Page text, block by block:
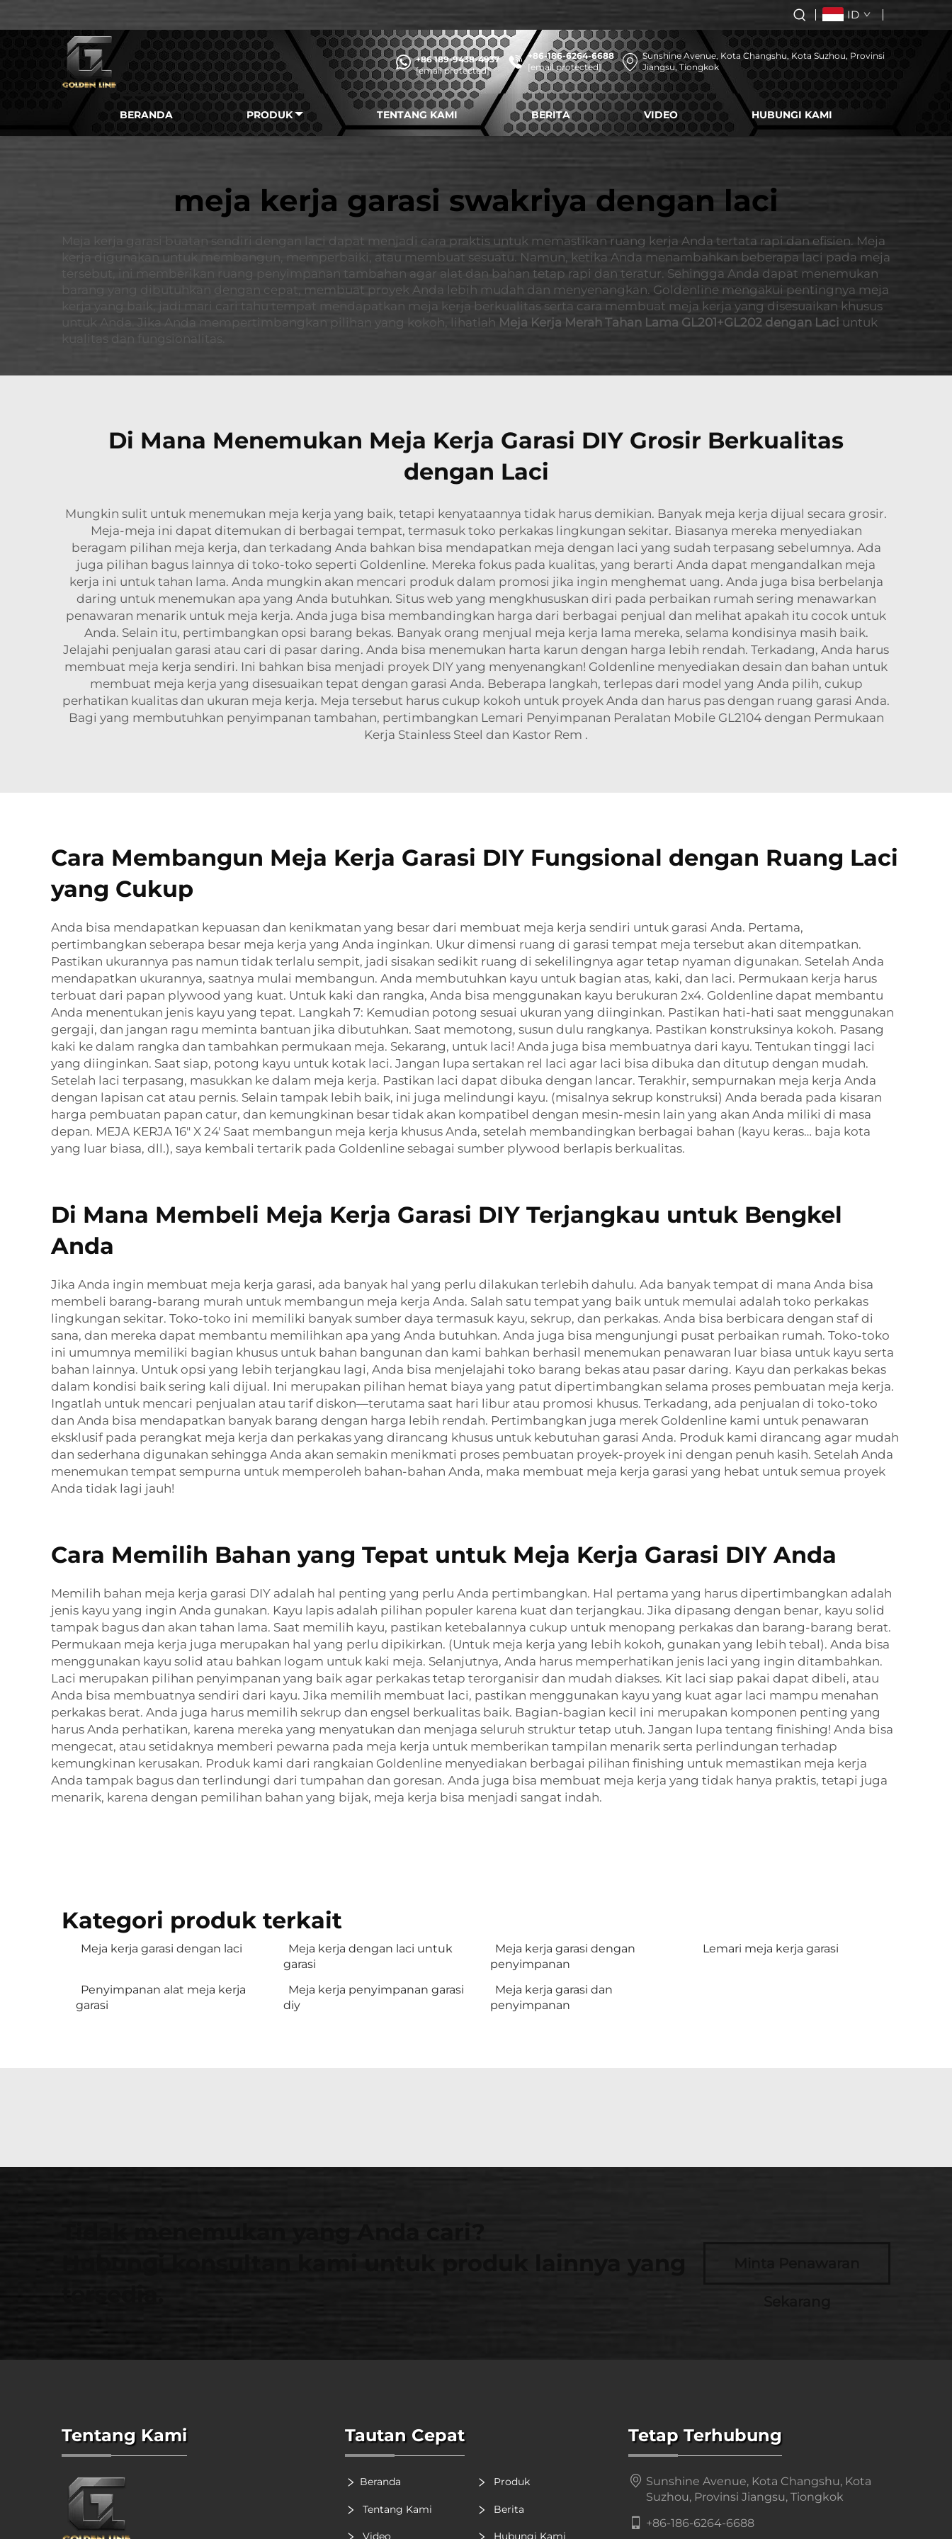
ID
+86 189-9438-4937
[email protected]
+86-186-6264-6688
[email protected]
Sunshine Avenue, Kota Changshu, Kota Suzhou, Provinsi
Jiangsu, Tiongkok
BERANDA PRODUK TENTANG KAMI BERITA VIDEO HUBUNGI KAMI
meja kerja garasi swakriya dengan laci
Meja kerja garasi buatan sendiri dengan laci dapat menjadi cara praktis untuk memastikan ruang kerja Anda tertata rapi dan efisien. Meja
kerja digunakan untuk membangun, memperbaiki, atau membuat sesuatu. Namun, ketika Anda menambahkan beberapa laci pada meja
tersebut, ini memberikan ruang penyimpanan tambahan agar alat dan bahan tetap rapi dan teratur. Sehingga Anda dapat menemukan
barang yang dibutuhkan dengan cepat, membuat proyek Anda lebih mudah dan menyenangkan. Goldenline mengakui pentingnya meja
kerja yang baik, jadi mari cari tahu tempat mendapatkan meja kerja berkualitas serta cara membuat meja kerja yang disesuaikan khusus
untuk Anda. Jika Anda mempertimbangkan pilihan yang kokoh, lihatlah Meja Kerja Merah Tahan Lama GL201+GL202 dengan Laci untuk
kualitas dan fungsionalitas.
Di Mana Menemukan Meja Kerja Garasi DIY Grosir Berkualitas
dengan Laci
Mungkin sulit untuk menemukan meja kerja yang baik, tetapi kenyataannya tidak harus demikian. Banyak meja kerja dijual secara grosir.
Meja-meja ini dapat ditemukan di berbagai tempat, termasuk toko perkakas lingkungan sekitar. Biasanya mereka menyediakan
beragam pilihan meja kerja, dan terkadang Anda bahkan bisa mendapatkan meja dengan laci yang sudah terpasang sebelumnya. Ada
juga pilihan bagus lainnya di toko-toko seperti Goldenline. Mereka fokus pada kualitas, yang berarti Anda dapat mengandalkan meja
kerja ini untuk tahan lama. Anda mungkin akan mencari produk dalam promosi jika ingin menghemat uang. Anda juga bisa berbelanja
daring untuk menemukan apa yang Anda butuhkan. Situs web yang mengkhususkan diri pada perbaikan rumah sering menawarkan
penawaran menarik untuk meja kerja. Anda juga bisa membandingkan harga dari berbagai penjual dan melihat apakah itu cocok untuk
Anda. Selain itu, pertimbangkan opsi barang bekas. Banyak orang menjual meja kerja lama mereka, selama kondisinya masih baik.
Jelajahi penjualan garasi atau cari di pasar daring. Anda bisa menemukan harta karun dengan harga lebih rendah. Terkadang, Anda harus
membuat meja kerja sendiri. Ini bahkan bisa menjadi proyek DIY yang menyenangkan! Goldenline menyediakan desain dan bahan untuk
membuat meja kerja yang disesuaikan tepat dengan garasi Anda. Beberapa langkah, terlepas dari model yang Anda pilih, cukup
perhatikan kualitas dan ukuran meja kerja. Meja tersebut harus cukup kokoh untuk proyek Anda dan harus pas dengan ruang garasi Anda.
Bagi yang membutuhkan penyimpanan tambahan, pertimbangkan Lemari Penyimpanan Peralatan Mobile GL2104 dengan Permukaan
Kerja Stainless Steel dan Kastor Rem .
Cara Membangun Meja Kerja Garasi DIY Fungsional dengan Ruang Laci
yang Cukup
Anda bisa mendapatkan kepuasan dan kenikmatan yang besar dari membuat meja kerja sendiri untuk garasi Anda. Pertama,
pertimbangkan seberapa besar meja kerja yang Anda inginkan. Ukur dimensi ruang di garasi tempat meja tersebut akan ditempatkan.
Pastikan ukurannya pas namun tidak terlalu sempit, jadi sisakan sedikit ruang di sekelilingnya agar tetap nyaman digunakan. Setelah Anda
mendapatkan ukurannya, saatnya mulai membangun. Anda membutuhkan kayu untuk bagian atas, kaki, dan laci. Permukaan kerja harus
terbuat dari papan plywood yang kuat. Untuk kaki dan rangka, Anda bisa menggunakan kayu berukuran 2x4. Goldenline dapat membantu
Anda menentukan jenis kayu yang tepat. Langkah 7: Kemudian potong sesuai ukuran yang diinginkan. Pastikan hati-hati saat menggunakan
gergaji, dan jangan ragu meminta bantuan jika dibutuhkan. Saat memotong, susun dulu rangkanya. Pastikan konstruksinya kokoh. Pasang
kaki ke dalam rangka dan tambahkan permukaan meja. Sekarang, untuk laci! Anda juga bisa membuatnya dari kayu. Tentukan tinggi laci
yang diinginkan. Saat siap, potong kayu untuk kotak laci. Jangan lupa sertakan rel laci agar laci bisa dibuka dan ditutup dengan mudah.
Setelah laci terpasang, masukkan ke dalam meja kerja. Pastikan laci dapat dibuka dengan lancar. Terakhir, sempurnakan meja kerja Anda
dengan lapisan cat atau pernis. Selain tampak lebih baik, ini juga melindungi kayu. (misalnya sekrup konstruksi) Anda berada pada kisaran
harga pembuatan papan catur, dan kemungkinan besar tidak akan kompatibel dengan mesin-mesin lain yang akan Anda miliki di masa
depan. MEJA KERJA 16" X 24' Saat membangun meja kerja khusus Anda, setelah membandingkan berbagai bahan (kayu keras… baja kota
yang luar biasa, dll.), saya kembali tertarik pada Goldenline sebagai sumber plywood berlapis berkualitas.
Di Mana Membeli Meja Kerja Garasi DIY Terjangkau untuk Bengkel
Anda
Jika Anda ingin membuat meja kerja garasi, ada banyak hal yang perlu dilakukan terlebih dahulu. Ada banyak tempat di mana Anda bisa
membeli barang-barang murah untuk membangun meja kerja Anda. Salah satu tempat yang baik untuk memulai adalah toko perkakas
lingkungan sekitar. Toko-toko ini memiliki banyak sumber daya termasuk kayu, sekrup, dan perkakas. Anda bisa berbicara dengan staf di
sana, dan mereka dapat membantu memilihkan apa yang Anda butuhkan. Anda juga bisa mengunjungi pusat perbaikan rumah. Toko-toko
ini umumnya memiliki bagian khusus untuk bahan bangunan dan kami bahkan berhasil menemukan penawaran luar biasa untuk kayu serta
bahan lainnya. Untuk opsi yang lebih terjangkau lagi, Anda bisa menjelajahi toko barang bekas atau pasar daring. Kayu dan perkakas bekas
dalam kondisi baik sering kali dijual. Ini merupakan pilihan hemat biaya yang patut dipertimbangkan selama proses pembuatan meja kerja.
Ingatlah untuk mencari penjualan atau tarif diskon—terutama saat hari libur atau promosi khusus. Terkadang, ada penjualan di toko-toko
dan Anda bisa mendapatkan banyak barang dengan harga lebih rendah. Pertimbangkan juga merek Goldenline kami untuk penawaran
eksklusif pada perangkat meja kerja dan perkakas yang dirancang khusus untuk kebutuhan garasi Anda. Produk kami dirancang agar mudah
dan sederhana digunakan sehingga Anda akan semakin menikmati proses pembuatan proyek-proyek ini dengan penuh kasih. Setelah Anda
menemukan tempat sempurna untuk memperoleh bahan-bahan Anda, maka membuat meja kerja garasi yang hebat untuk semua proyek
Anda tidak lagi jauh!
Cara Memilih Bahan yang Tepat untuk Meja Kerja Garasi DIY Anda
Memilih bahan meja kerja garasi DIY adalah hal penting yang perlu Anda pertimbangkan. Hal pertama yang harus dipertimbangkan adalah
jenis kayu yang ingin Anda gunakan. Kayu lapis adalah pilihan populer karena kuat dan terjangkau. Jika dipasang dengan benar, kayu solid
tampak bagus dan akan tahan lama. Saat memilih kayu, pastikan ketebalannya cukup untuk menopang perkakas dan barang-barang berat.
Permukaan meja kerja juga merupakan hal yang perlu dipikirkan. (Untuk meja kerja yang lebih kokoh, gunakan yang lebih tebal). Anda bisa
menggunakan kayu solid atau bahkan logam untuk kaki meja. Selanjutnya, Anda harus memperhatikan jenis laci yang ingin ditambahkan.
Laci merupakan pilihan penyimpanan yang baik agar perkakas tetap terorganisir dan mudah diakses. Kit laci siap pakai dapat dibeli, atau
Anda bisa membuatnya sendiri dari kayu. Jika memilih membuat laci, pastikan menggunakan kayu yang kuat agar laci mampu menahan
perkakas berat. Anda juga harus memilih sekrup dan engsel berkualitas baik. Bagian-bagian kecil ini merupakan komponen penting yang
harus Anda perhatikan, karena mereka yang menyatukan dan menjaga seluruh struktur tetap utuh. Jangan lupa tentang finishing! Anda bisa
mengecat, atau setidaknya memberi pewarna pada meja kerja untuk memberikan tampilan menarik serta perlindungan terhadap
kemungkinan kerusakan. Produk kami dari rangkaian Goldenline menyediakan berbagai pilihan finishing untuk memastikan meja kerja
Anda tampak bagus dan terlindungi dari tumpahan dan goresan. Anda juga bisa membuat meja kerja yang tidak hanya praktis, tetapi juga
menarik, karena dengan pemilihan bahan yang bijak, meja kerja bisa menjadi sangat indah.
Kategori produk terkait
Meja kerja garasi dengan laci
Meja kerja dengan laci untuk
garasi
Meja kerja garasi dengan
penyimpanan
Lemari meja kerja garasi
Penyimpanan alat meja kerja
garasi
Meja kerja penyimpanan garasi
diy
Meja kerja garasi dan
penyimpanan
Tentang Kami Tautan Cepat
Beranda Produk
Tentang Kami Berita
Video Hubungi Kami
Tetap Terhubung
Sunshine Avenue, Kota Changshu, Kota
Suzhou, Provinsi Jiangsu, Tiongkok
+86-186-6264-6688